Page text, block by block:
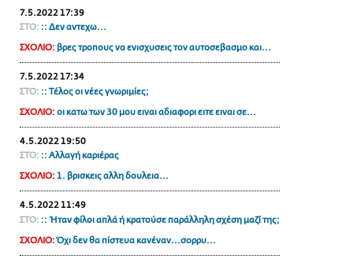
ΑΜΠΑ
PRINT
7.5.2022 17:39
ΣΤΟ: :: Δεν αντεχω...
ΣΧΟΛΙΟ: βρες τροπους να ενισχυσεις τον αυτοσεβασμο και...
7.5.2022 17:34
ΣΤΟ: :: Τέλος οι νέες γνωριμίες;
ΣΧΟΛΙΟ: οι κατω των 30 μου ειναι αδιαφορι ειτε ειναι σε...
4.5.2022 19:50
ΣΤΟ: :: Αλλαγή καριέρας
ΣΧΟΛΙΟ: 1. βρισκεις αλλη δουλεια...
4.5.2022 11:49
ΣΤΟ: :: Ήταν φίλοι απλά ή κρατούσε παράλληλη σχέση μαζί της;
ΣΧΟΛΙΟ: Όχι δεν θα πίστευα κανέναν...σορρυ...